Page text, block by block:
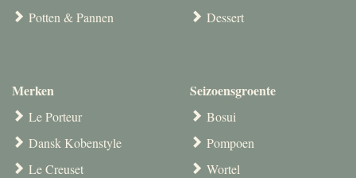
Potten & Pannen
Merken
Le Porteur
Dansk Kobenstyle
Le Creuset
Dessert
Seizoensgroente
Bosui
Pompoen
Wortel